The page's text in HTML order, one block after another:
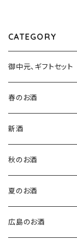
CATEGORY
御中元、ギフトセット
春のお酒
新酒
秋のお酒
夏のお酒
広島のお酒